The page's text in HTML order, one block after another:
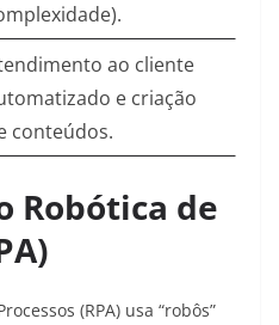
ao cliente
e criação
conteúdos.
Robótica de
(RPA) usa “robôs”